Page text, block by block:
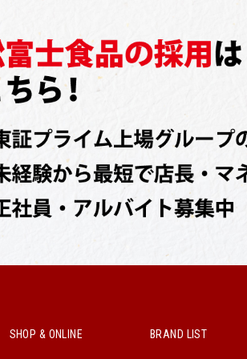
SHOP & ONLINE BRAND LIST